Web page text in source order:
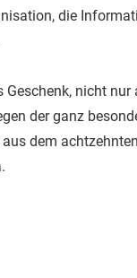
die
Geschenk, nicht
der ganz
dem